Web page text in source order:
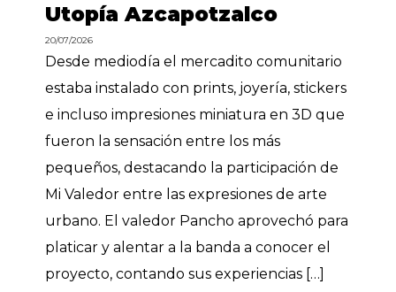
Utopía Azcapotzalco
20/07/2026
Desde mediodía el mercadito comunitario
estaba instalado con prints, joyería, stickers
e incluso impresiones miniatura en 3D que
fueron la sensación entre los más
pequeños, destacando la participación de
Mi Valedor entre las expresiones de arte
urbano. El valedor Pancho aprovechó para
platicar y alentar a la banda a conocer el
proyecto, contando sus experiencias […]